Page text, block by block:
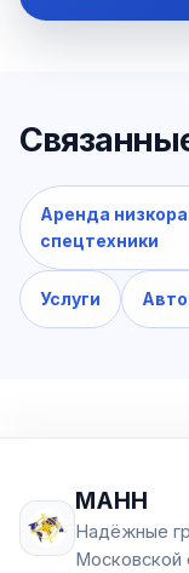
Аренда
спецтехники
Услуги
МАНН
Надёжные
Московской